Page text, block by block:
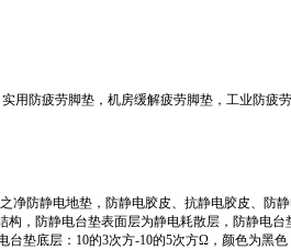
防疲劳脚垫，机房缓解疲劳脚垫，工业防
防静电地垫，防静电胶皮、抗静电胶皮、防
，防静电台垫表面层为静电耗散层，防静电
垫底层：10的3次方-10的5次方Ω，颜色为黑色